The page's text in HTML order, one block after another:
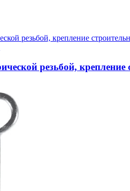
резьбой, крепление
резьбой, крепление